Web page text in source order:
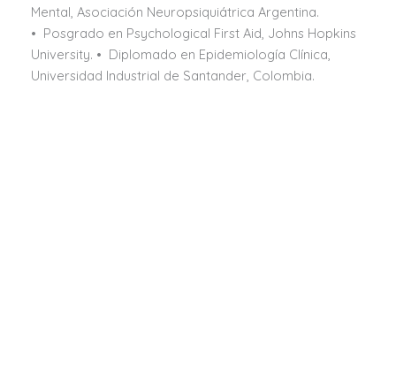
Mental, Asociación Neuropsiquiátrica Argentina.
• Posgrado en Psychological First Aid, Johns Hopkins
University. • Diplomado en Epidemiología Clínica,
Universidad Industrial de Santander, Colombia.